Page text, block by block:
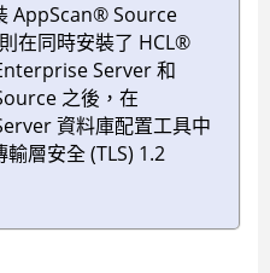
AppScan®Source
則在同時安裝了 HCL®
Server和
之後，在
資料庫配置工具中
層安全 (TLS) 1.2